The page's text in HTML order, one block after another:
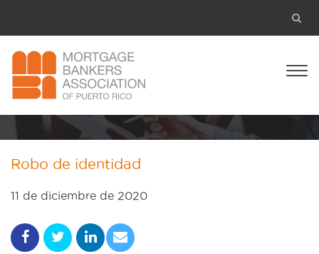
Robo de identidad
11 de diciembre de 2020